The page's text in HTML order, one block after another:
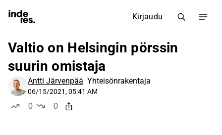
Kirjaudu
Valtio on Helsingin pörssin
suurin omistaja
Antti Järvenpää Yhteisönrakentaja
06/15/2021, 05:41 AM
0
0